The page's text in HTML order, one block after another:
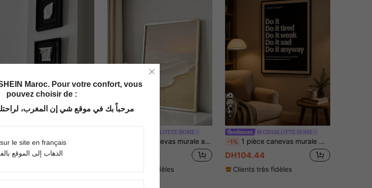
il y a 1 an
CHARLOTTE HOME
1 pièce canevas murale avec paysage marin de lever de soleil, affiche sur canevas sans cadre, décoration de style Wabi-Sabi abstrait pour le salon
Clients très fidèles
6
CHARLOTTE HOME
-1% 1 pièce canevas murale motivante - Affiche "Passez à l'action" Persévérance, fond noir texte blanc, sans cadre, convient pour la maison, le bureau, la salle de sport ou la décoration du lieu de travail, affiche murale, décoration de pièce parfaite
DH104.44
Clients très fidèles
Maroc. Pour votre confort, vous
pouvez choisir de :
مرحباً بك في موقع شي إن المغرب،
le site en français
الذهاب إلى الموقع